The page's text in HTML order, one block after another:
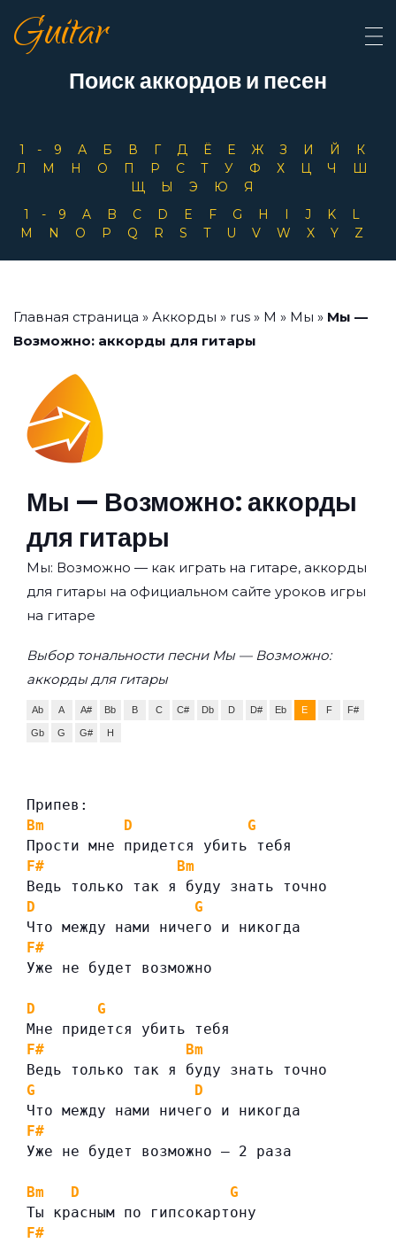
Guitar
Поиск аккордов и песен
1-9 А Б В Г Д Ё Е Ж З И Й
К
Л
М Н О П Р С Т У Ф Х Ц Ч
Ш
Щ
Ы Э Ю
Я
1-9
A B C D E F G H I J K
L
M
N O P Q R S T U V W X Y Z
Главная страница » Аккорды » rus » М » Мы » Мы —
Возможно: аккорды для гитары
Мы — Возможно: аккорды
для гитары
Мы: Возможно — как играть на гитаре, аккорды
для гитары на официальном сайте уроков игры
на гитаре
Выбор тональности песни Мы — Возможно:
аккорды для гитары
Ab A A# Bb B C C# Db D D# Eb E F F#
Gb G G# H
Припев:
Bm
D
G
Прости мне придется убить тебя
F#
Bm
Ведь только так я буду знать точно
D
G
Что между нами ничего и никогда
F#
Уже не будет возможно
D
G
Мне придется убить тебя
F#
Bm
Ведь только так я буду знать точно
G
D
Что между нами ничего и никогда
F#
Уже не будет возможно — 2 раза
Bm D
G
Ты красным по гипсокартону
F#